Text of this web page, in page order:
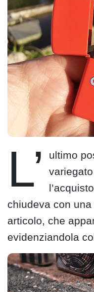
L’
ultimo
chiudeva con
articolo, che
evidenziandola